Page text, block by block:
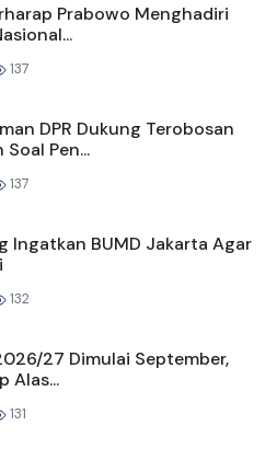
Prabowo Menghadiri
137
DPR Dukung Terobosan
Pen...
137
Ingatkan BUMD Jakarta Agar
132
27 Dimulai September,
Alas...
131